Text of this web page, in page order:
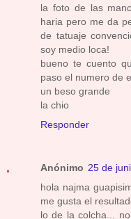
la foto de las
haria pero me da
de tatuaje
soy medio loca!
bueno te cuento
paso el numero de
un beso grande
la chio
Responder
Anónimo 25 de
hola najma
me gusta el
lo de la colcha...